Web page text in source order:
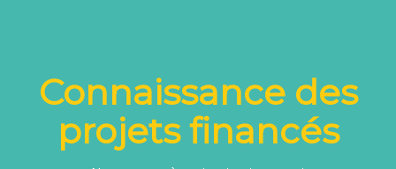
Connaissance des
projets financés